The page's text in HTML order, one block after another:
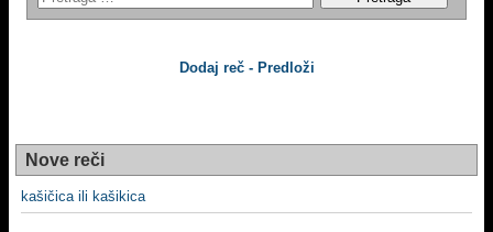
Dodaj reč - Predloži
Nove reči
kašičica ili kašikica